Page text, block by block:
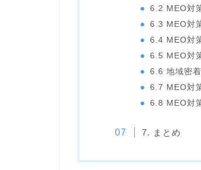
6.2 MEO対
6.3 MEO対
6.4 MEO対
6.5 MEO対
6.6 地域密
6.7 MEO対
6.8 MEO対
7. まとめ